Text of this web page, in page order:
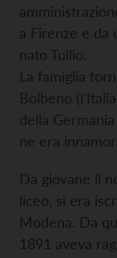
a Firenze e da
nato Tullio.
La famiglia
Bolbeno
della Germania
ne era
Da giovane il
liceo, si era
Modena. Da
1891 aveva